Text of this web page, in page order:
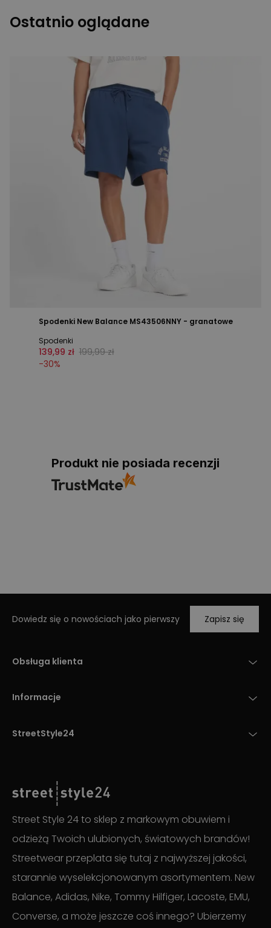
Ostatnio oglądane
Spodenki New Balance MS43506NNY - granatowe
Spodenki
139,99 zł 199,99 zł
-30%
Produkt nie posiada recenzji
Dowiedz się o nowościach jako pierwszy Zapisz się
Obsługa klienta
Informacje
StreetStyle24
Street Style 24 to sklep z markowym obuwiem i
odzieżą Twoich ulubionych, światowych brandów!
Streetwear przeplata się tutaj z najwyższej jakości,
starannie wyselekcjonowanym asortymentem. New
Balance, Adidas, Nike, Tommy Hilfiger, Lacoste, EMU,
Converse, a może jeszcze coś innego? Ubierzemy